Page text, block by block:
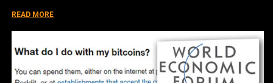
READ MORE